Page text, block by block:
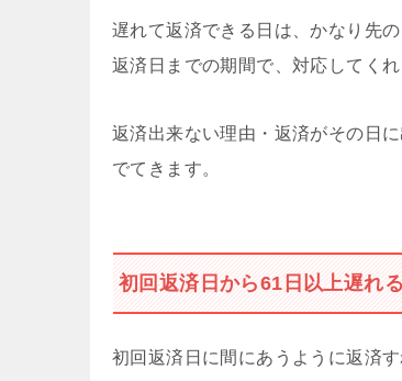
遅れて返済できる日は、かなり先
返済日までの期間で、対応してく
返済出来ない理由・返済がその日
でてきます。
初回返済日から61日以上遅れ
初回返済日に間にあうように返済